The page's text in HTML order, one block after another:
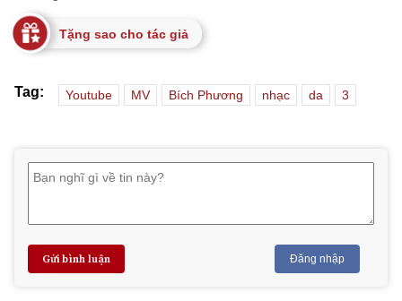
Tặng sao cho tác giả
Tag: Youtube MV Bích Phương nhạc da 3
Gửi bình luận Đăng nhập